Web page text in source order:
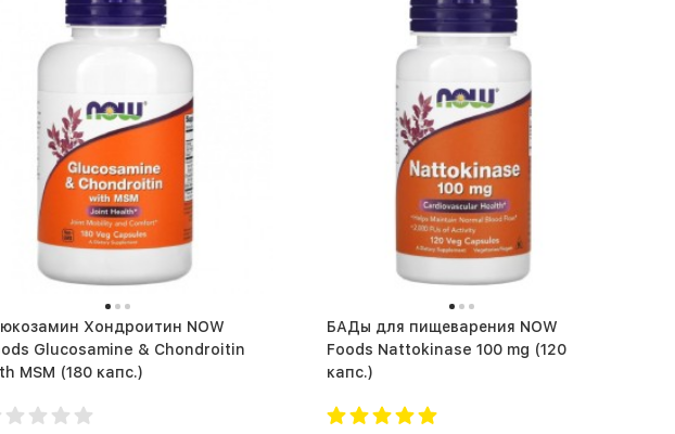
Хондроитин NOW
Glucosamine & Chondroitin
with MSM (180 капс.)
БАДы для пищеварения NOW
Foods Nattokinase 100 mg (120
капс.)